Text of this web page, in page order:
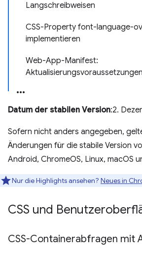
Langschreibweisen
CSS-Property font-language-
implementieren
Web-App-Manifest:
Datum der stabilen Version:2.
Sofern nicht anders angegeben,
Änderungen für die stabile Version
Android, ChromeOS, Linux, macOS
Nur die Highlights ansehen? Neues in
CSS und
CSS-Containerabfragen mit